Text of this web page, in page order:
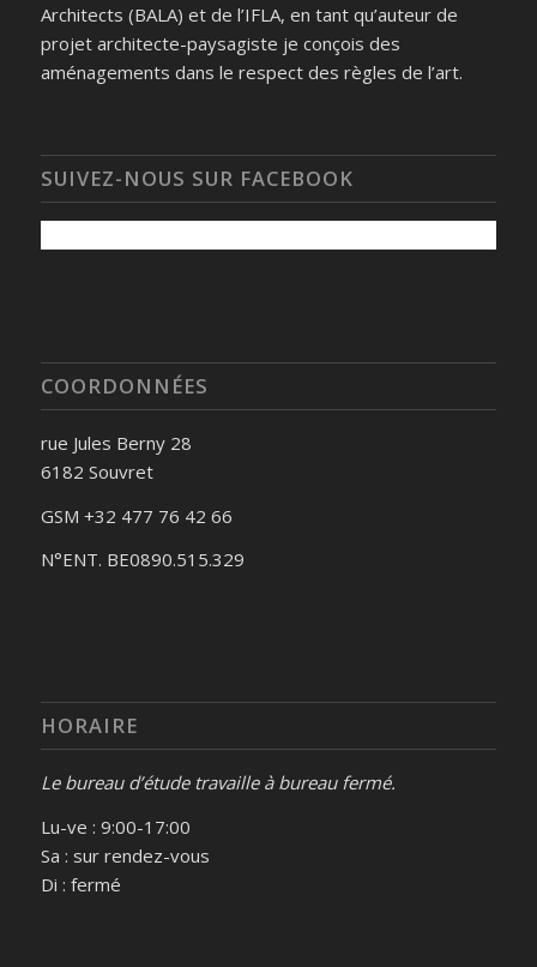
Architects (BALA) et de l’IFLA, en tant qu’auteur de
projet architecte-paysagiste je conçois des
aménagements dans le respect des règles de l’art.
SUIVEZ-NOUS SUR FACEBOOK
COORDONNÉES
rue Jules Berny 28
6182 Souvret
GSM +32 477 76 42 66
N°ENT. BE0890.515.329
HORAIRE
Le bureau d’étude travaille à bureau fermé.
Lu-ve : 9:00-17:00
Sa : sur rendez-vous
Di : fermé